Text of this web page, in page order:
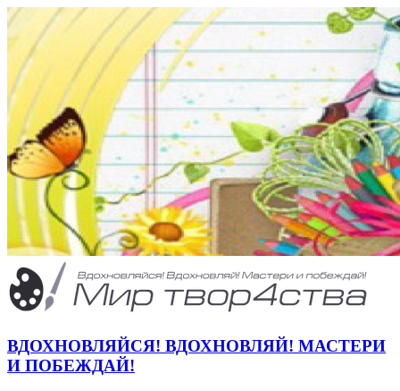
ВДОХНОВЛЯЙСЯ! ВДОХНОВЛЯЙ! МАСТЕРИ
И ПОБЕЖДАЙ!